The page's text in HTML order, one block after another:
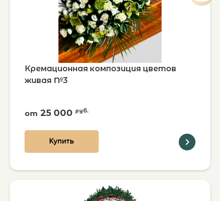
Кремационная композиция цветов
живая №3
от 25 000 руб.
Купить